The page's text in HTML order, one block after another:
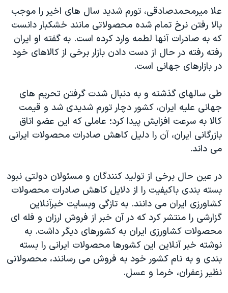
دادگاه حمید نوری
چهل سال گروگان‌گیری
قانون شفافیت دارائی کادر رهبری ایران
اعتراضات مردمی آبان ۹۸
نرگس محمدی برنده جایزه نوبل صلح
همایش محافظه‌کاران آمریکا «سی‌پک»
صفحه‌های ویژه
سفر پرزیدنت ترامپ به چین
علا میرمحمدصادقی، تورم شدید سال های اخیر را موجب
بالا رفتن نرخ تمام شده محصولاتی مانند خشکبار دانست
که به صادرات آنها لطمه وارد کرده است. به گفته او ایران
‌رفته رفته در حال از دست دادن بازار برخی از کالاهای خود
در بازارهای جهانی است.
طی سالهای گذشته و به دنبال شدت گرفتن تحریم های
جهانی علیه ایران، کشور دچار تورم شدیدی شد و قیمت
کالا به سرعت افزایش پیدا کرد؛ عاملی که این عضو اتاق
بازرگانی ایران، آن را دلیل کاهش صادرات محصولات ایرانی
می داند.
در عین حال برخی از تولید کنندگان و مسئولان دولتی نبود
بسته بندی باکیفیت را از دلایل کاهش صادرات محصولات
کشاورزی ایران می دانند. به تازگی وبسایت خبرآنلاین
گزارشی را منتشر کرد که در آن خبر از فروش ارزان و فله ای
محصولات کشاورزی ایران به کشورهای دیگر داشت. به
نوشته خبر آنلاین این کشورها محصولات ایرانی را بسته
بندی و به نام کشور خود به فروش می رسانند، محصولانی
نظیر زعفران، خرما و عسل.